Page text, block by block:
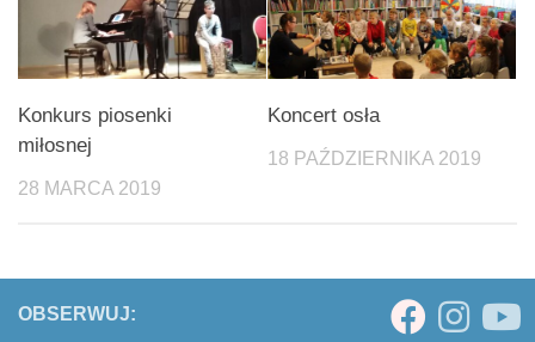
Konkurs piosenki
miłosnej
28 MARCA 2019
Koncert osła
18 PAŹDZIERNIKA 2019
OBSERWUJ: